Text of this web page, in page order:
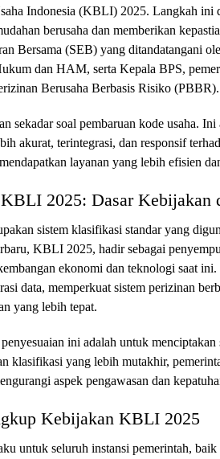
Indonesia (KBLI) 2025. Langkah ini
berusaha dan memberikan
Bersama (SEB) yang ditandatangani
dan HAM, serta Kepala BPS,
Berusaha Berbasis Risiko (PBBR).
sekadar soal pembaruan kode usaha.
akurat, terintegrasi, dan responsif
layanan yang lebih efisien
2025: Dasar Kebijakan
sistem klasifikasi standar yang
KBLI 2025, hadir sebagai
ekonomi dan teknologi saat
data, memperkuat sistem perizinan
yang lebih tepat.
ini adalah untuk
klasifikasi yang lebih mutakhir,
aspek pengawasan dan
Kebijakan KBLI 2025
untuk seluruh instansi pemerintah,